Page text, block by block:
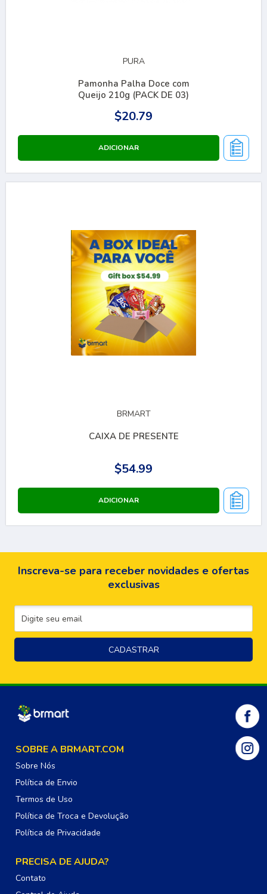
PURA
Pamonha Palha Doce com
Queijo 210g (PACK DE 03)
$20.79
BRMART
CAIXA DE PRESENTE
$54.99
Inscreva-se para receber novidades e ofertas
exclusivas
SOBRE A BRMART.COM
Sobre Nós
Política de Envio
Termos de Uso
Política de Troca e Devolução
Política de Privacidade
PRECISA DE AJUDA?
Contato